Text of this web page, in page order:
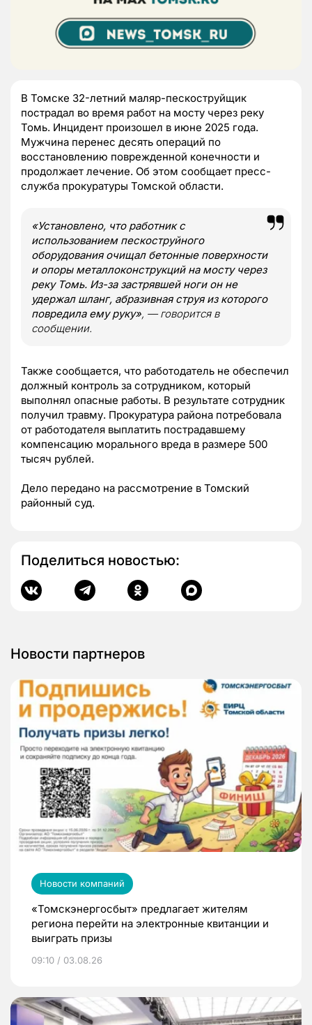
В Томске 32-летний маляр-пескоструйщик
пострадал во время работ на мосту через реку
Томь. Инцидент произошел в июне 2025 года.
Мужчина перенес десять операций по
восстановлению поврежденной конечности и
продолжает лечение. Об этом сообщает пресс-
служба прокуратуры Томской области.
«Установлено, что работник с
использованием пескоструйного
оборудования очищал бетонные поверхности
и опоры металлоконструкций на мосту через
реку Томь. Из-за застрявшей ноги он не
удержал шланг, абразивная струя из которого
повредила ему руку», —говорится в
сообщении.
Также сообщается, что работодатель не обеспечил
должный контроль за сотрудником, который
выполнял опасные работы. В результате сотрудник
получил травму. Прокуратура района потребовала
от работодателя выплатить пострадавшему
компенсацию морального вреда в размере 500
тысяч рублей.
Дело передано на рассмотрение в Томский
районный суд.
Поделиться новостью:
Новости партнеров
Новости компаний
«Томскэнергосбыт» предлагает жителям
региона перейти на электронные квитанции и
выиграть призы
09:10 / 03.08.26